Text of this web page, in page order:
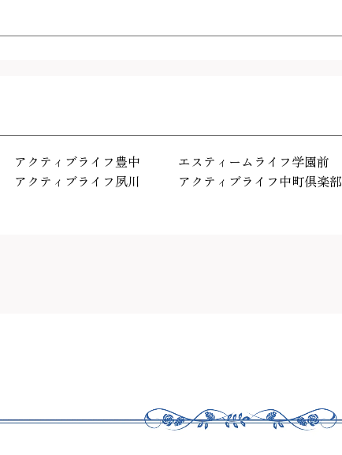
アクティブライフ豊中 エスティームライフ学園前
アクティブライフ夙川 アクティブライフ中町倶楽部